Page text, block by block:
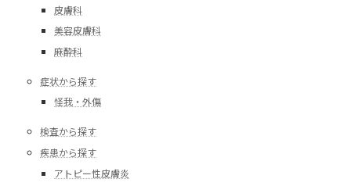
皮膚科
美容皮膚科
麻酔科
症状から探す
怪我・外傷
検査から探す
疾患から探す
アトピー性皮膚炎